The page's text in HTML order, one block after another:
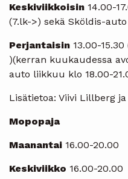
Keskiviikkoisin 14.00-
(7.lk->) sekä Sköldis-
Perjantaisin 13.00-
)(kerran kuukaudessa
auto liikkuu klo 18.00-
Lisätietoa: Viivi Lillberg
Mopopaja
Maanantai 16.00-20.00
Keskiviikko 16.00-20.00